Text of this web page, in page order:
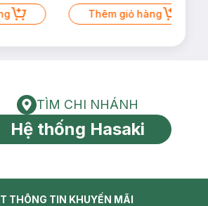
Thêm giỏ hàng
Tìm chi nhánh
TÌM CHI NHÁNH
Hệ thống Hasaki
THÔNG TIN KHUYẾN MÃI